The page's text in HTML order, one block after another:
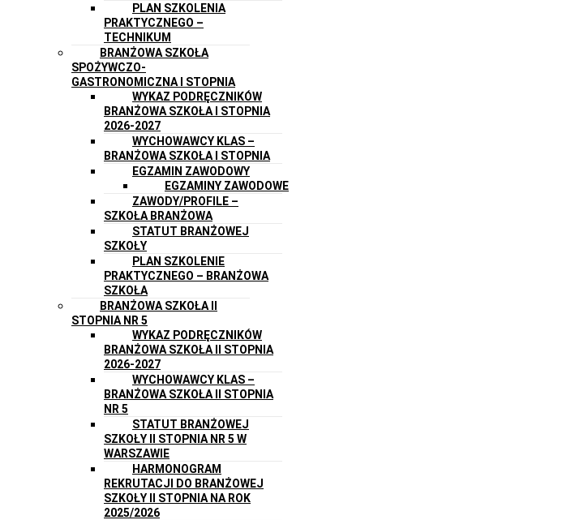
PLAN SZKOLENIA
PRAKTYCZNEGO –
TECHNIKUM
BRANŻOWA SZKOŁA
SPOŻYWCZO-
GASTRONOMICZNA I STOPNIA
WYKAZ PODRĘCZNIKÓW
BRANŻOWA SZKOŁA I STOPNIA
2026-2027
WYCHOWAWCY KLAS –
BRANŻOWA SZKOŁA I STOPNIA
EGZAMIN ZAWODOWY
EGZAMINY ZAWODOWE
ZAWODY/PROFILE –
SZKOŁA BRANŻOWA
STATUT BRANŻOWEJ
SZKOŁY
PLAN SZKOLENIE
PRAKTYCZNEGO – BRANŻOWA
SZKOŁA
BRANŻOWA SZKOŁA II
STOPNIA NR 5
WYKAZ PODRĘCZNIKÓW
BRANŻOWA SZKOŁA II STOPNIA
2026-2027
WYCHOWAWCY KLAS –
BRANŻOWA SZKOŁA II STOPNIA
NR 5
STATUT BRANŻOWEJ
SZKOŁY II STOPNIA NR 5 W
WARSZAWIE
HARMONOGRAM
REKRUTACJI DO BRANŻOWEJ
SZKOŁY II STOPNIA NA ROK
2025/2026